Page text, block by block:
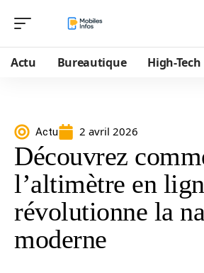
Actu Bureautique High-Tech
Actu 2 avril 2026
Découvrez
l’altimètre en
révolutionne la
moderne